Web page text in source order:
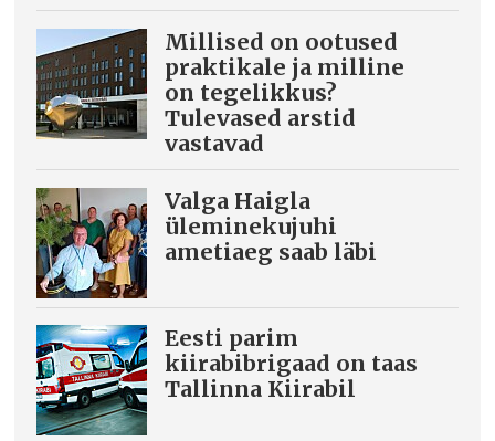
Millised on ootused
praktikale ja milline
on tegelikkus?
Tulevased arstid
vastavad
Valga Haigla
üleminekujuhi
ametiaeg saab läbi
Eesti parim
kiirabibrigaad on taas
Tallinna Kiirabil